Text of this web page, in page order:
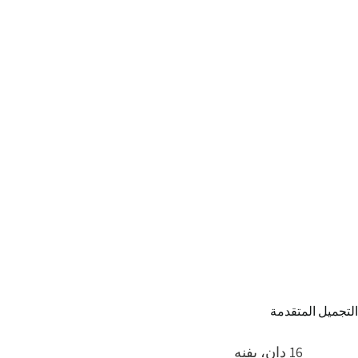
المتقدمة
16 دان، يفنه